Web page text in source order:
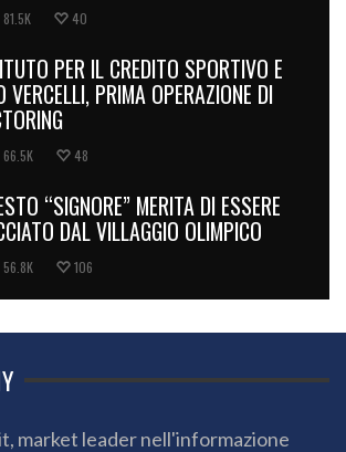
81.5K 40
PER IL CREDITO SPORTIVO E
VERCELLI, PRIMA OPERAZIONE DI
66.5K 48
“SIGNORE” MERITA DI ESSERE
DAL VILLAGGIO OLIMPICO
56.8K 106
market leader nell'informazione